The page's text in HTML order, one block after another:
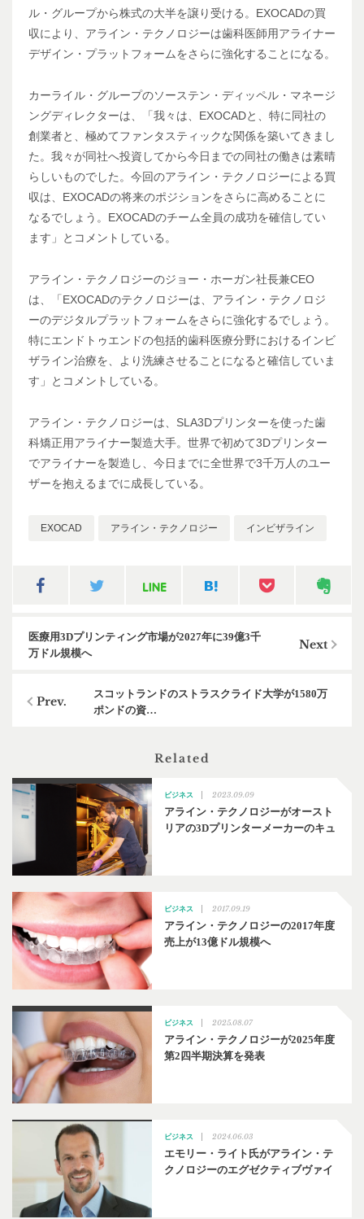
ル・グループから株式の大半を譲り受ける。EXOCADの買
収により、アライン・テクノロジーは歯科医師用アライナー
デザイン・プラットフォームをさらに強化することになる。
カーライル・グループのソーステン・ディッペル・マネージ
ングディレクターは、「我々は、EXOCADと、特に同社の
創業者と、極めてファンタスティックな関係を築いてきまし
た。我々が同社へ投資してから今日までの同社の働きは素晴
らしいものでした。今回のアライン・テクノロジーによる買
収は、EXOCADの将来のポジションをさらに高めることに
なるでしょう。EXOCADのチーム全員の成功を確信してい
ます」とコメントしている。
アライン・テクノロジーのジョー・ホーガン社長兼CEO
は、「EXOCADのテクノロジーは、アライン・テクノロジ
ーのデジタルプラットフォームをさらに強化するでしょう。
特にエンドトゥエンドの包括的歯科医療分野におけるインビ
ザライン治療を、より洗練させることになると確信していま
す」とコメントしている。
アライン・テクノロジーは、SLA3Dプリンターを使った歯
科矯正用アライナー製造大手。世界で初めて3Dプリンター
でアライナーを製造し、今日までに全世界で3千万人のユー
ザーを抱えるまでに成長している。
EXOCAD アライン・テクノロジー インビザライン
医療用3Dプリンティング市場が2027年に39億3千
万ドル規模へ
スコットランドのストラスクライド大学が1580万
ポンドの資…
Related
ビジネス 2023.09.09
アライン・テクノロジーがオースト
リアの3Dプリンターメーカーのキュ
ビジネス 2017.09.19
アライン・テクノロジーの2017年度
売上が13億ドル規模へ
ビジネス 2025.08.07
アライン・テクノロジーが2025年度
第2四半期決算を発表
ビジネス 2024.06.03
エモリー・ライト氏がアライン・テ
クノロジーのエグゼクティブヴァイ